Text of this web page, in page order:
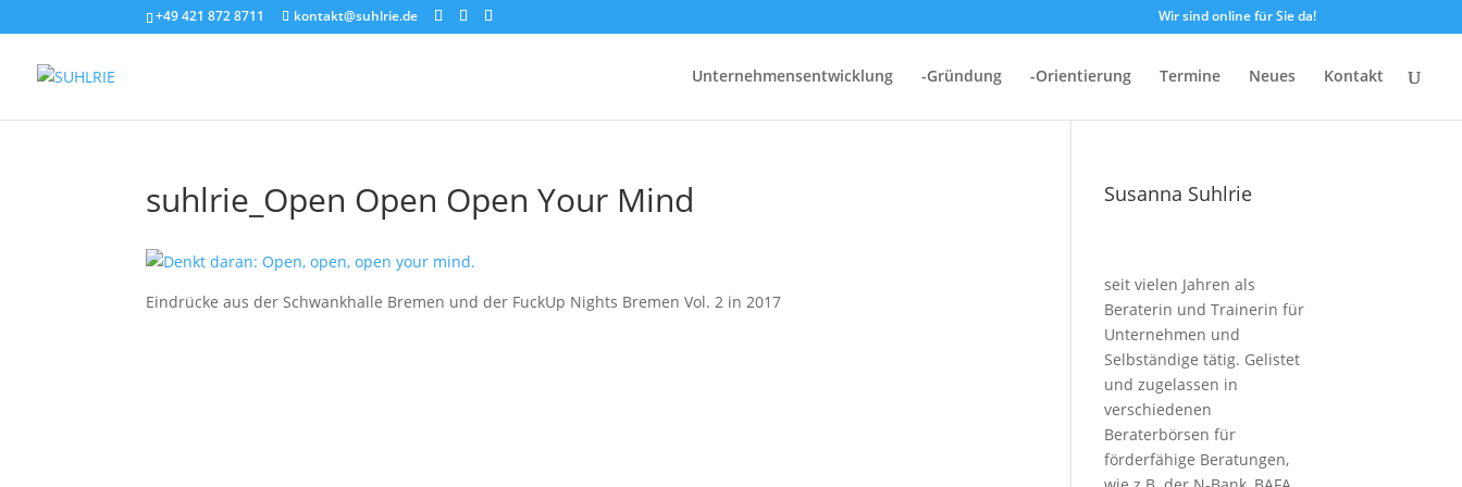
+49 421 872 8711 kontakt@suhlrie.de Wir sind online für Sie da!
Unternehmensentwicklung -Gründung -Orientierung Termine Neues Kontakt
suhlrie_Open Open Open Your Mind
Eindrücke aus der Schwankhalle Bremen und der FuckUp Nights Bremen Vol. 2 in 2017
Susanna Suhlrie
seit vielen Jahren als
Beraterin und Trainerin für
Unternehmen und
Selbständige tätig. Gelistet
und zugelassen in
verschiedenen
Beraterbörsen für
förderfähige Beratungen,